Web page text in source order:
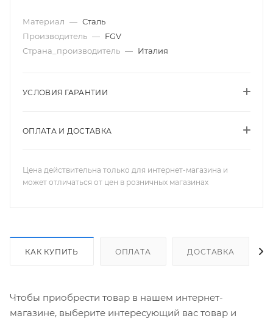
Материал — Сталь
Производитель — FGV
Страна_производитель — Италия
УСЛОВИЯ ГАРАНТИИ
ОПЛАТА И ДОСТАВКА
Цена действительна только для интернет-магазина и
может отличаться от цен в розничных магазинах
КАК КУПИТЬ ОПЛАТА ДОСТАВКА
Чтобы приобрести товар в нашем интернет-
магазине, выберите интересующий вас товар и